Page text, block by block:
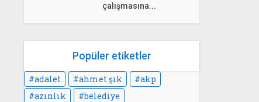
çalışmasına...
Popüler etiketler
adalet ahmet şık
akp
azınlık
belediye